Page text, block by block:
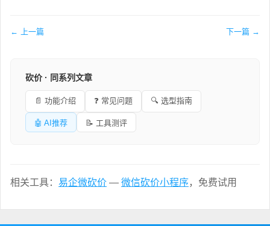
← 上一篇 下一篇 →
砍价 · 同系列文章
📄 功能介绍 ❓ 常见问题 🔍 选型指南
🤖 AI推荐 📝 工具测评
相关工具： 易企微砍价 — 微信砍价小程序，免费试用